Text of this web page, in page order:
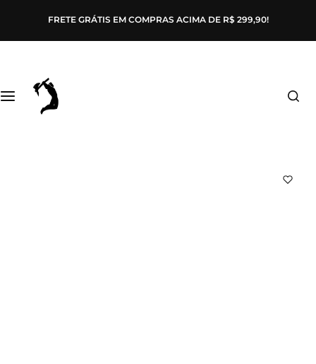
FRETE GRÁTIS EM COMPRAS ACIMA DE R$ 299,90!
o